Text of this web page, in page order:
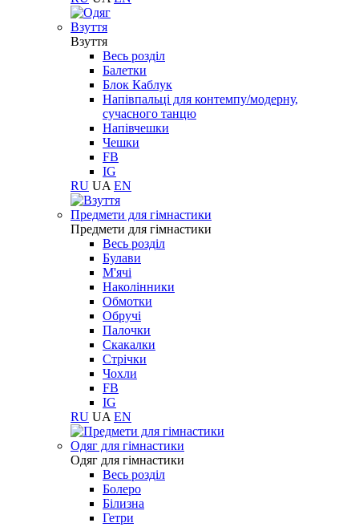
Взуття
Взуття
Весь розділ
Балетки
Блок Каблук
Напівпальці для контемпу/модерну,
сучасного танцю
Напівчешки
Чешки
FB
IG
RU UA EN
Предмети для гімнастики
Предмети для гімнастики
Весь розділ
Булави
М'ячі
Наколінники
Обмотки
Обручі
Палочки
Скакалки
Стрічки
Чохли
FB
IG
RU UA EN
Одяг для гімнастики
Одяг для гімнастики
Весь розділ
Болеро
Білизна
Гетри